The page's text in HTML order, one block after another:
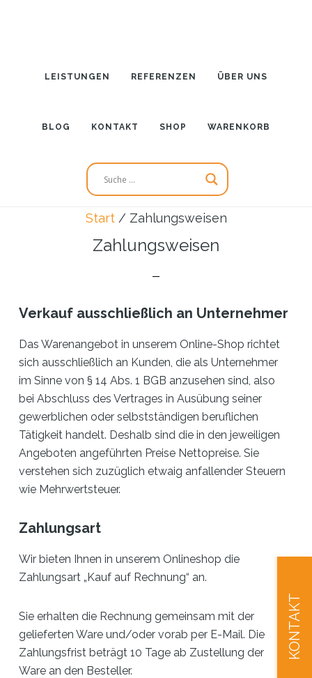
KONTAKT
LEISTUNGEN REFERENZEN ÜBER UNS
BLOG KONTAKT SHOP WARENKORB
Start / Zahlungsweisen
Zahlungsweisen
Verkauf ausschließlich an Unternehmer
Das Warenangebot in unserem Online-Shop richtet
sich ausschließlich an Kunden, die als Unternehmer
im Sinne von § 14 Abs. 1 BGB anzusehen sind, also
bei Abschluss des Vertrages in Ausübung seiner
gewerblichen oder selbstständigen beruflichen
Tätigkeit handelt. Deshalb sind die in den jeweiligen
Angeboten angeführten Preise Nettopreise. Sie
verstehen sich zuzüglich etwaig anfallender Steuern
wie Mehrwertsteuer.
Zahlungsart
Wir bieten Ihnen in unserem Onlineshop die
Zahlungsart „Kauf auf Rechnung“ an.
Sie erhalten die Rechnung gemeinsam mit der
gelieferten Ware und/oder vorab per E-Mail. Die
Zahlungsfrist beträgt 10 Tage ab Zustellung der
Ware an den Besteller.